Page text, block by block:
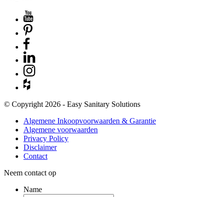
© Copyright 2026 - Easy Sanitary Solutions
Algemene Inkoopvoorwaarden & Garantie
Algemene voorwaarden
Privacy Policy
Disclaimer
Contact
Neem contact op
Name